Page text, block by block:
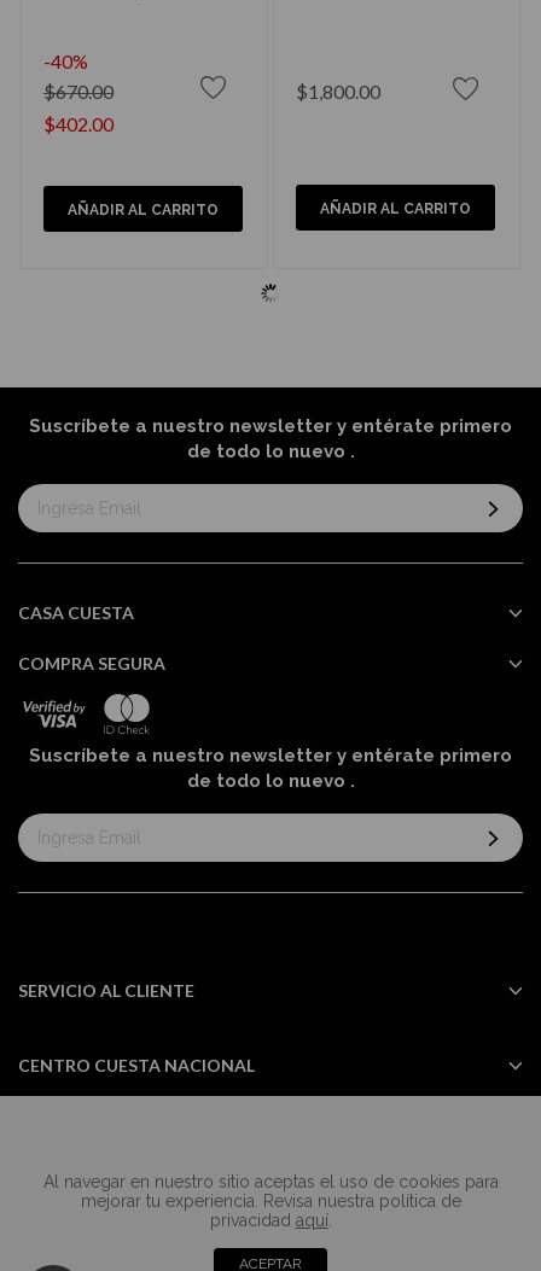
Al navegar en nuestro sitio aceptas el uso de cookies para
mejorar tu experiencia. Revisa nuestra política de
privacidad aquí.
ACEPTAR
$402.00
$670.00
-40%
AÑADIR AL CARRITO
$1,800.00
AÑADIR AL CARRITO
Suscríbete a nuestro newsletter y entérate primero
de todo lo nuevo .
Suscríbase
al
informativo:
CASA CUESTA
COMPRA SEGURA
Suscríbete a nuestro newsletter y entérate primero
de todo lo nuevo .
Suscríbase
al
informativo:
SERVICIO AL CLIENTE
CENTRO CUESTA NACIONAL
Todos los derechos reservados Casa
Cuesta ©2024